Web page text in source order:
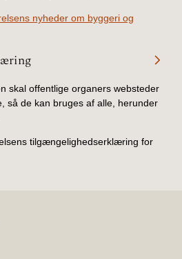
nyheder om byggeri og
skal offentlige organers websteder
så de kan bruges af alle, herunder
tilgængelighedserklæring for